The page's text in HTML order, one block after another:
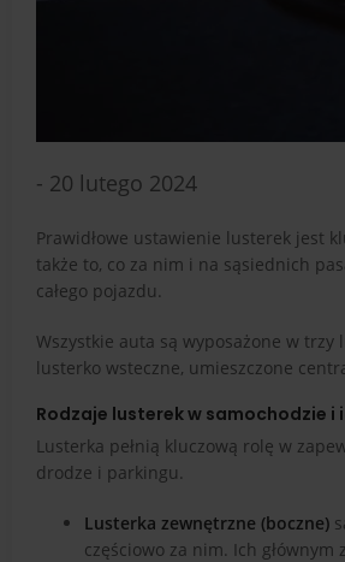
- 20 lutego 2024
Prawidłowe ustawienie lusterek jest
także to, co za nim i na sąsiednich
całego pojazdu.
Wszystkie auta są wyposażone w
lusterko wsteczne, umieszczone
Rodzaje lusterek w samochodzie i
Lusterka pełnią kluczową rolę w
drodze i parkingu.
Lusterka zewnętrzne (boczne)
częściowo za nim. Ich